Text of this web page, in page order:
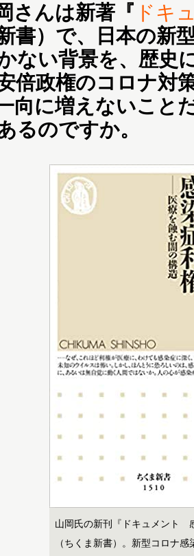
んは新著『 ドキ
書）で、日本の新
ない背景を、歴史
倍政権のコロナ対
向に増えないこと
るのですか。
山岡氏の新刊『ドキュメント
（ちくま新書）。新型コロナ感